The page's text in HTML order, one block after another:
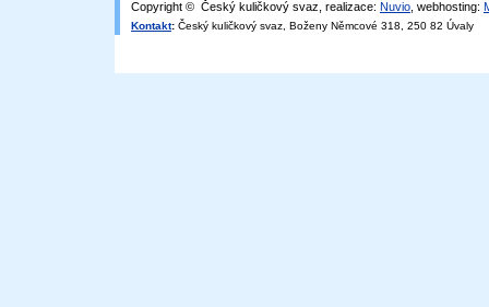
Copyright © Český kuličkový svaz, realizace: Nuvio , webhosting:
Kontakt: Český kuličkový svaz, Boženy Němcové 318, 250 82 Úvaly